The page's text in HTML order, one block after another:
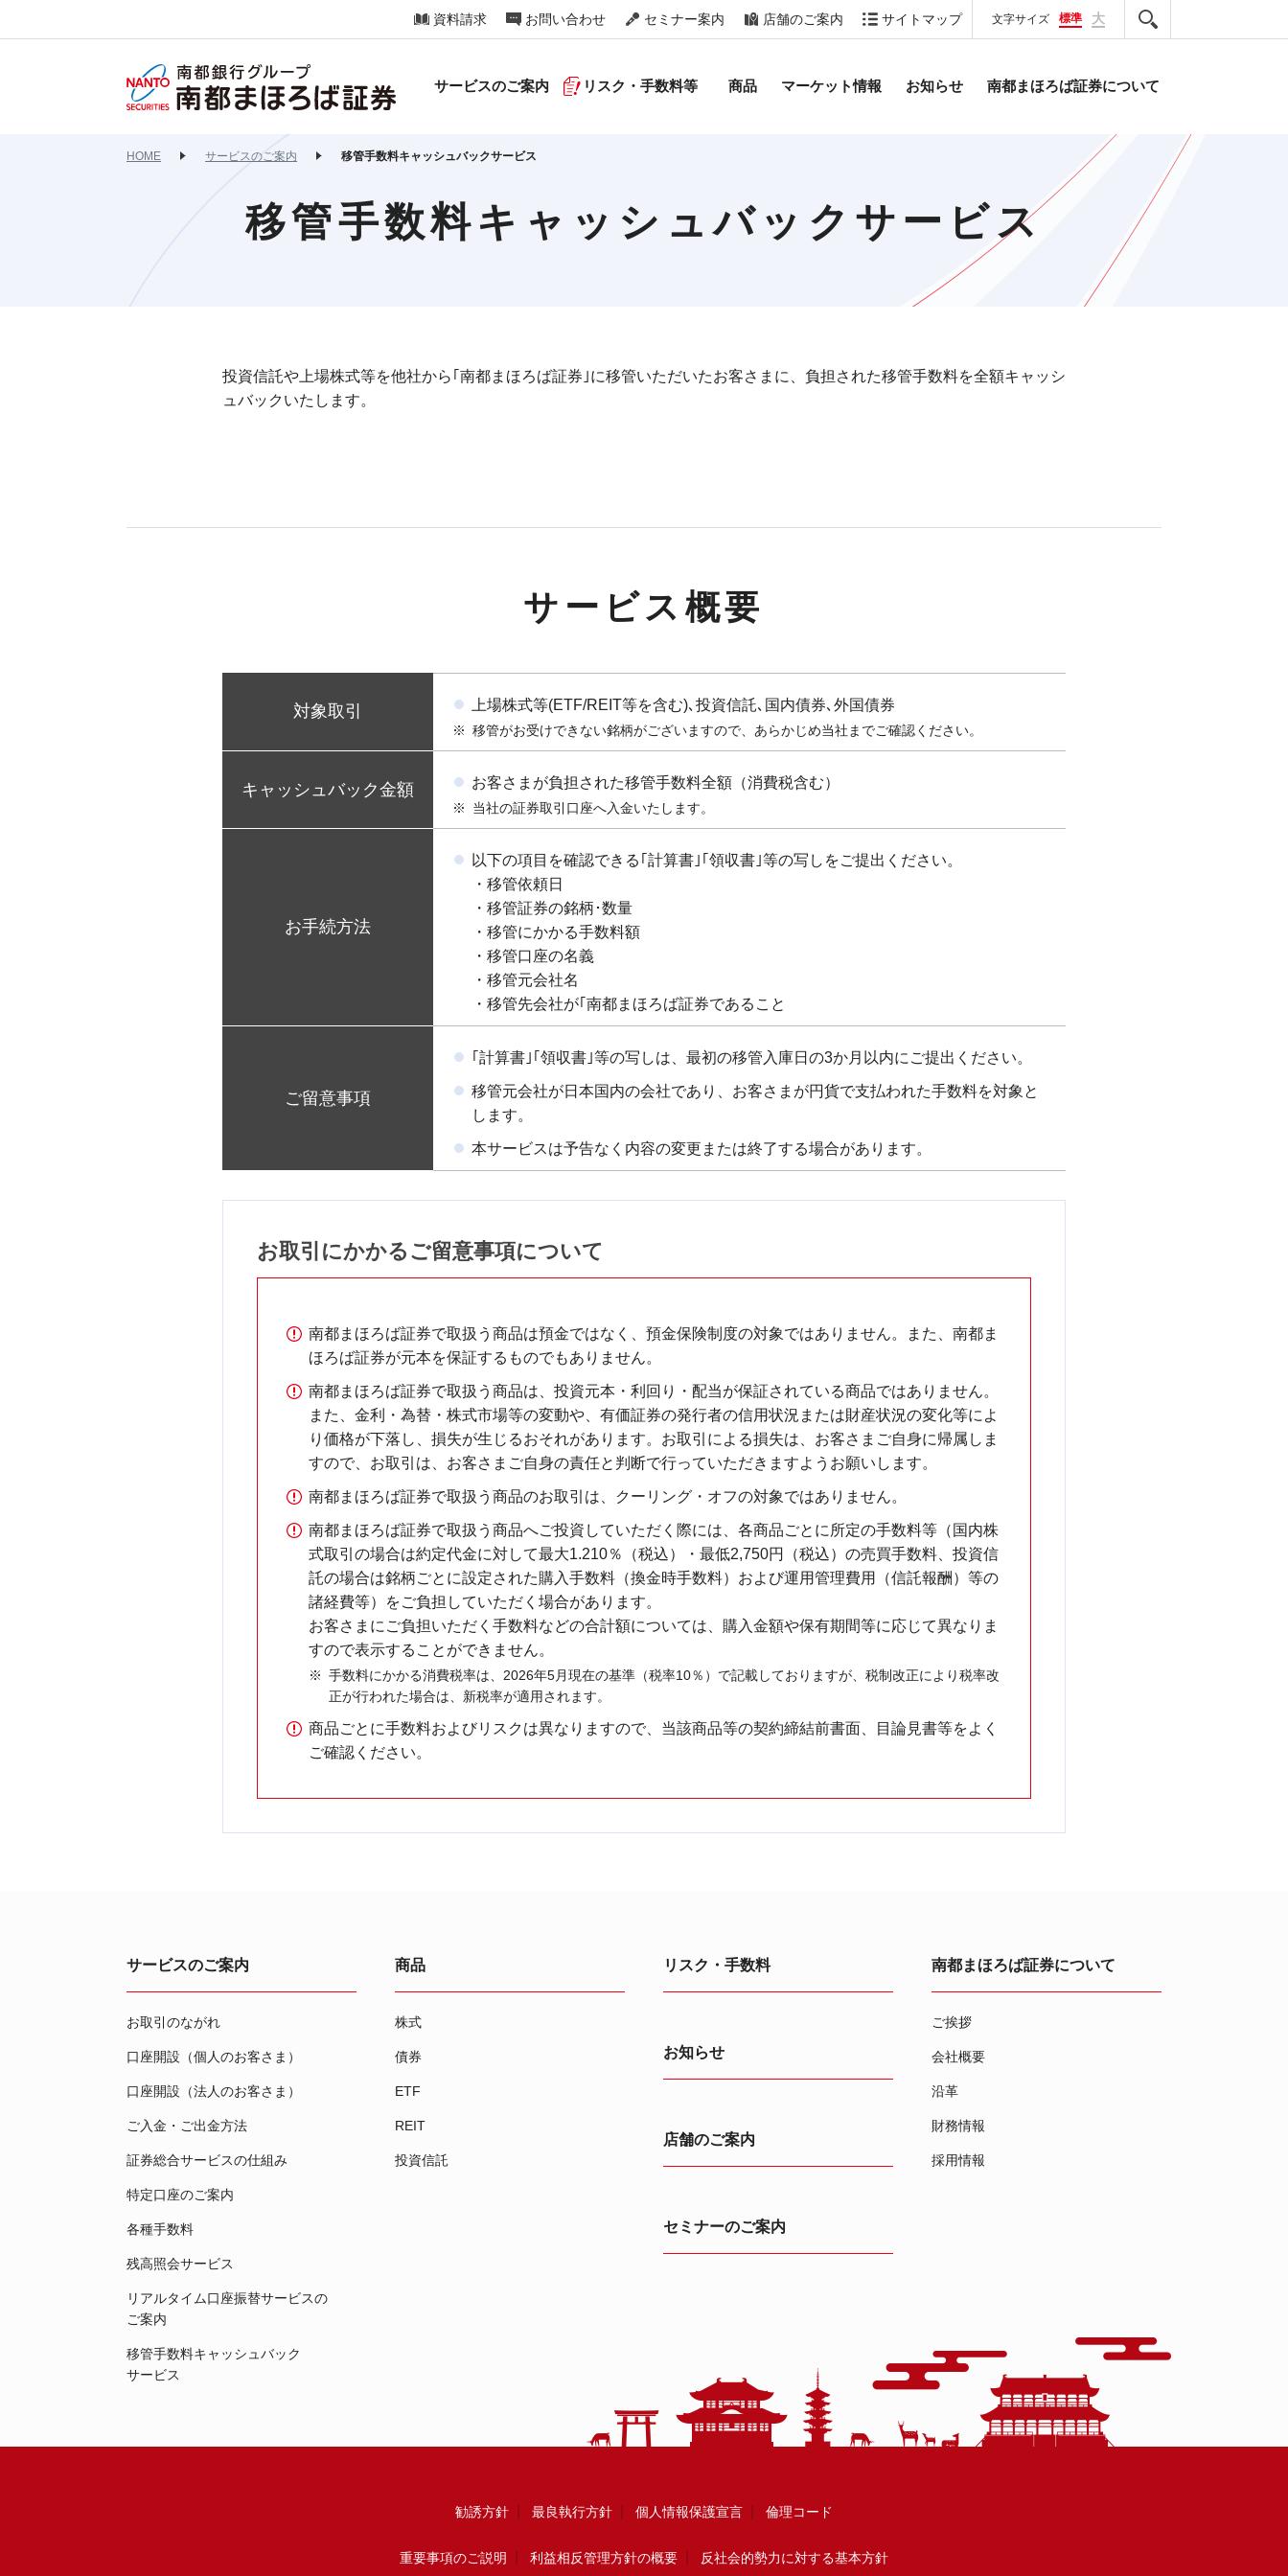
資料請求 お問い合わせ セミナー案内 店舗のご案内 サイトマップ 文字サイズ 標準 大
サービスのご案内 リスク・手数料等 商品 マーケット情報 お知らせ 南都まほろば証券について
HOME サービスのご案内 移管手数料キャッシュバックサービス
移管手数料キャッシュバックサービス
投資信託や上場株式等を他社から｢南都まほろば証券｣に移管いただいたお客さまに、負担された移管手数料を全額キャッシ
ュバックいたします。
サービス概要
対象取引 上場株式等(ETF/REIT等を含む)､投資信託､国内債券､外国債券
移管がお受けできない銘柄がございますので、あらかじめ当社までご確認ください。
キャッシュバック金額 お客さまが負担された移管手数料全額（消費税含む）
当社の証券取引口座へ入金いたします。
お手続方法
以下の項目を確認できる｢計算書｣｢領収書｣等の写しをご提出ください。
・移管依頼日
・移管証券の銘柄･数量
・移管にかかる手数料額
・移管口座の名義
・移管元会社名
・移管先会社が｢南都まほろば証券であること
ご留意事項
｢計算書｣｢領収書｣等の写しは、最初の移管入庫日の3か月以内にご提出ください。
移管元会社が日本国内の会社であり、お客さまが円貨で支払われた手数料を対象と
します。
本サービスは予告なく内容の変更または終了する場合があります。
お取引にかかるご留意事項について
南都まほろば証券で取扱う商品は預金ではなく、預金保険制度の対象ではありません。また、南都ま
ほろば証券が元本を保証するものでもありません。
南都まほろば証券で取扱う商品は、投資元本・利回り・配当が保証されている商品ではありません。
また、金利・為替・株式市場等の変動や、有価証券の発行者の信用状況または財産状況の変化等によ
り価格が下落し、損失が生じるおそれがあります。お取引による損失は、お客さまご自身に帰属しま
すので、お取引は、お客さまご自身の責任と判断で行っていただきますようお願いします。
南都まほろば証券で取扱う商品のお取引は、クーリング・オフの対象ではありません。
南都まほろば証券で取扱う商品へご投資していただく際には、各商品ごとに所定の手数料等（国内株
式取引の場合は約定代金に対して最大1.210％（税込）・最低2,750円（税込）の売買手数料、投資信
託の場合は銘柄ごとに設定された購入手数料（換金時手数料）および運用管理費用（信託報酬）等の
諸経費等）をご負担していただく場合があります。
お客さまにご負担いただく手数料などの合計額については、購入金額や保有期間等に応じて異なりま
すので表示することができません。
手数料にかかる消費税率は、2026年5月現在の基準（税率10％）で記載しておりますが、税制改正により税率改
正が行われた場合は、新税率が適用されます。
商品ごとに手数料およびリスクは異なりますので、当該商品等の契約締結前書面、目論見書等をよく
ご確認ください。
サービスのご案内
お取引のながれ
口座開設（個人のお客さま）
口座開設（法人のお客さま）
ご入金・ご出金方法
証券総合サービスの仕組み
特定口座のご案内
各種手数料
残高照会サービス
リアルタイム口座振替サービスの
ご案内
移管手数料キャッシュバック
サービス
商品
株式
債券
ETF
REIT
投資信託
リスク・手数料
お知らせ
店舗のご案内
セミナーのご案内
南都まほろば証券について
ご挨拶
会社概要
沿革
財務情報
採用情報
勧誘方針 最良執行方針 個人情報保護宣言 倫理コード
重要事項のご説明 利益相反管理方針の概要 反社会的勢力に対する基本方針